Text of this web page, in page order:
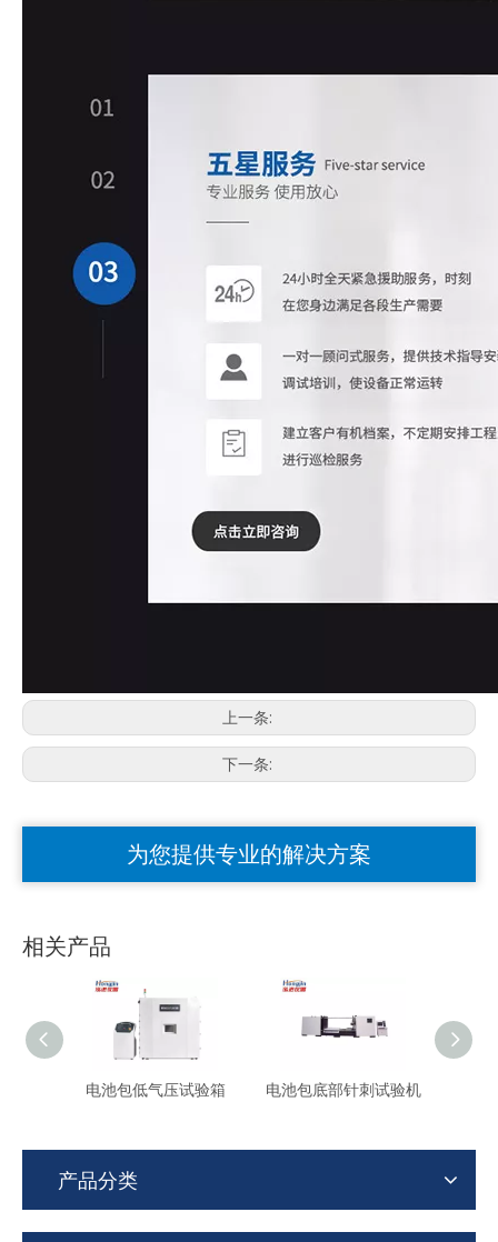
上一条:
下一条:
为您提供专业的解决方案
相关产品
电池包低气压试验箱 电池包底部针刺试验机
产品分类